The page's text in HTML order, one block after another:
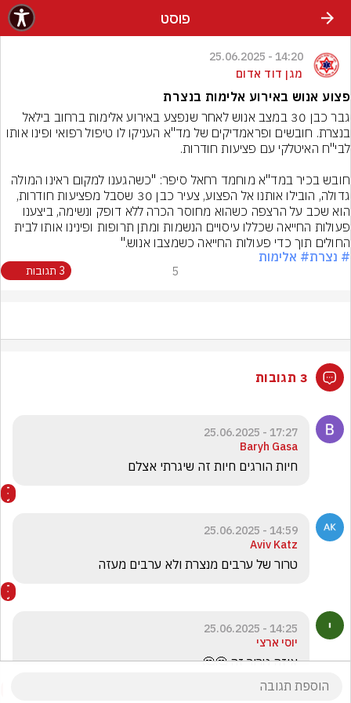
פוסט
14:20 - 25.06.2025
מגן דוד אדום
פצוע אנוש באירוע אלימות בנצרת
פעולות החייאה שכללו עיסויים הנשמות ומתן תרופות ופינינו אותו לבית
החולים תוך כדי פעולות החייאה כשמצבו אנוש."
# נצרת# אלימות
5 3 תגובות
3 תגובות
17:27 - 25.06.2025
Baryh Gasa
חיות הורגים חיות זה שיגרתי אצלם
14:59 - 25.06.2025
Aviv Katz
טרור של ערבים מנצרת ולא ערבים מעזה
14:25 - 25.06.2025
יוסי ארצי
איזה טרור זה 🤔🤔